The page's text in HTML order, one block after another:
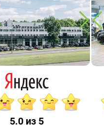
5.0 из 5